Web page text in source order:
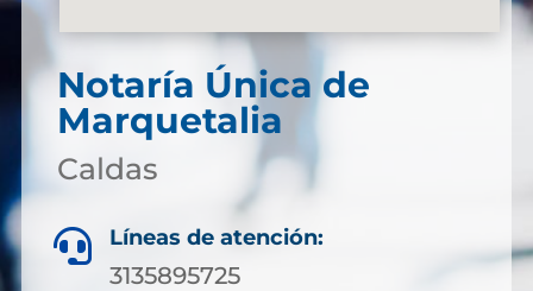
Notaría Única de
Marquetalia
Caldas
 Líneas de atención:
3135895725